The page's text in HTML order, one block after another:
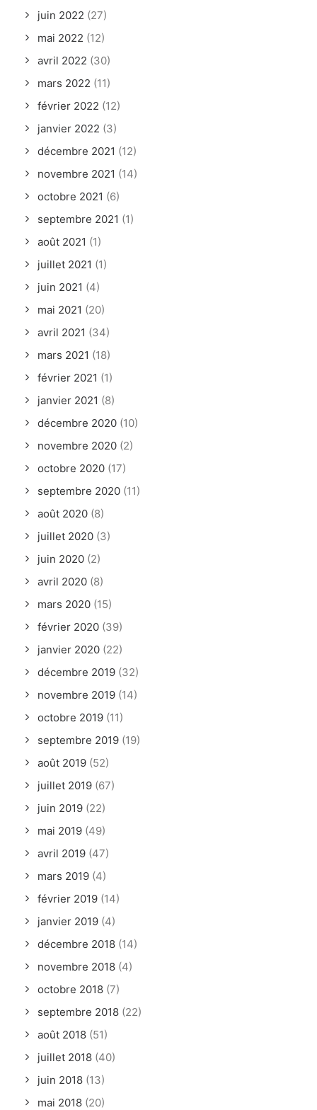
juin 2022 (27)
mai 2022 (12)
avril 2022 (30)
mars 2022 (11)
février 2022 (12)
janvier 2022 (3)
décembre 2021 (12)
novembre 2021 (14)
octobre 2021 (6)
septembre 2021 (1)
août 2021 (1)
juillet 2021 (1)
juin 2021 (4)
mai 2021 (20)
avril 2021 (34)
mars 2021 (18)
février 2021 (1)
janvier 2021 (8)
décembre 2020 (10)
novembre 2020 (2)
octobre 2020 (17)
septembre 2020 (11)
août 2020 (8)
juillet 2020 (3)
juin 2020 (2)
avril 2020 (8)
mars 2020 (15)
février 2020 (39)
janvier 2020 (22)
décembre 2019 (32)
novembre 2019 (14)
octobre 2019 (11)
septembre 2019 (19)
août 2019 (52)
juillet 2019 (67)
juin 2019 (22)
mai 2019 (49)
avril 2019 (47)
mars 2019 (4)
février 2019 (14)
janvier 2019 (4)
décembre 2018 (14)
novembre 2018 (4)
octobre 2018 (7)
septembre 2018 (22)
août 2018 (51)
juillet 2018 (40)
juin 2018 (13)
mai 2018 (20)